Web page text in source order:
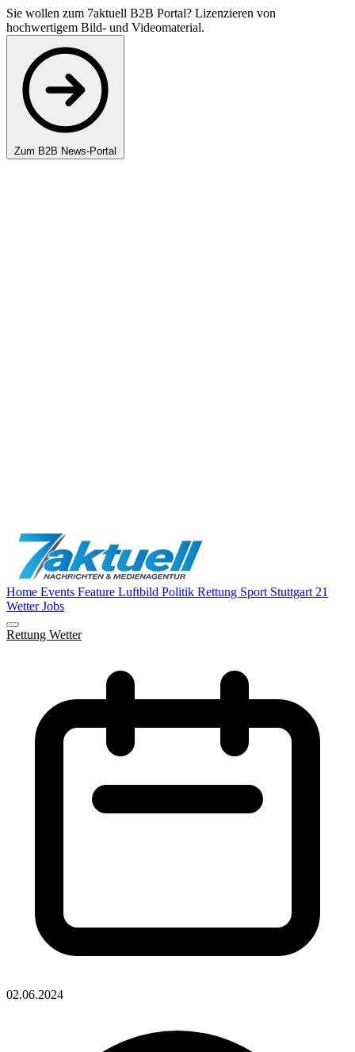
Sie wollen zum 7aktuell B2B Portal? Lizenzieren von
hochwertigem Bild- und Videomaterial.
Zum B2B News-Portal
Home Events Feature Luftbild Politik Rettung Sport Stuttgart 21
WetterJobs
Rettung Wetter
02.06.2024